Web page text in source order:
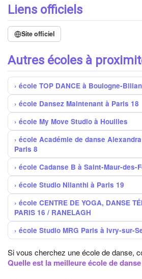
Liens officiels
Site officiel
Autres écoles à
école TOP DANCE à Boulogne-
école Dansez Maintenant à Paris 18
école My Move Studio à Houilles
école Académie de danse
Paris 8
école Cadanse B à Saint-Maur-des-
école Studio Nilanthi à Paris 19
école CENTRE DE YOGA, DANSE
PARIS 16 / RANELAGH
école Studio MRG Paris à Ivry-sur-
Si vous cherchez une école de danse,
Quelle est la meilleure école de